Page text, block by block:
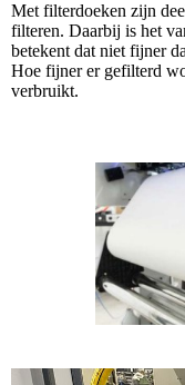
Met filterdoeken zijn
filteren. Daarbij is het
betekent dat niet fijner
Hoe fijner er gefilterd
verbruikt.